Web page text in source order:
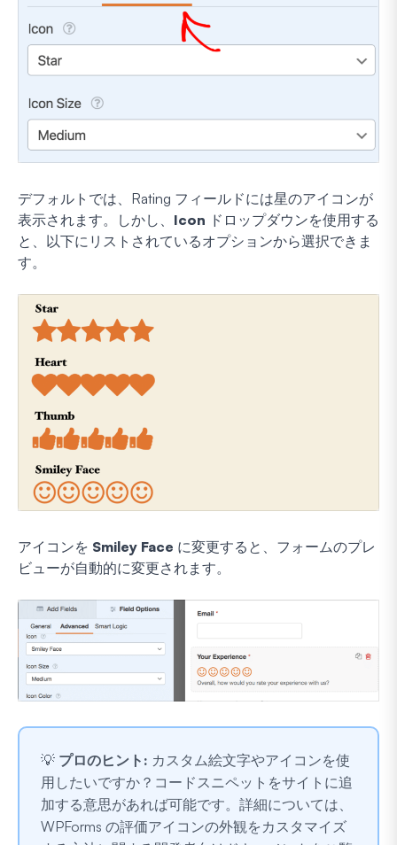
デフォルトでは、Rating フィールドには星のアイコンが
表示されます。しかし、 Icon ドロップダウンを使用する
と、以下にリストされているオプションから選択できま
す。
アイコンを Smiley Face に変更すると、フォームのプレ
ビューが自動的に変更されます。
💡 プロのヒント: カスタム絵文字やアイコンを使
用したいですか？コードスニペットをサイトに追
加する意思があれば可能です。詳細については、
WPForms の評価アイコンの外観をカスタマイズ